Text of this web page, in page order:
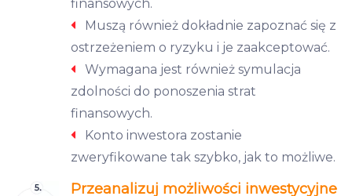
finansowych.
Muszą również dokładnie zapoznać się z
ostrzeżeniem o ryzyku i je zaakceptować.
Wymagana jest również symulacja
zdolności do ponoszenia strat
finansowych.
Konto inwestora zostanie
zweryfikowane tak szybko, jak to możliwe.
Przeanalizuj możliwości inwestycyjne